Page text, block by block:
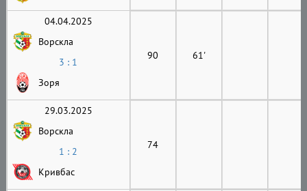
04.04.2025
Ворскла
3 : 1
Зоря
90 61'
29.03.2025
Ворскла
1 : 2
Кривбас
74